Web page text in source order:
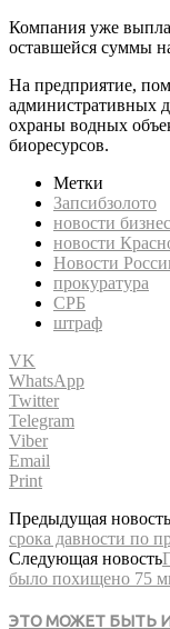
Компания уже
оставшейся суммы
На предприятие,
административных
охраны водных
биоресурсов.
Метки
Запсибзолото
новости
новости
Новости
прокуратура
СРБ
штраф
VK
WhatsApp
Twitter
Telegram
Viber
Email
Print
Предыдущая новость
срока давности по
Следующая новость
было похищено 75
ЭТО МОЖЕТ БЫТЬ